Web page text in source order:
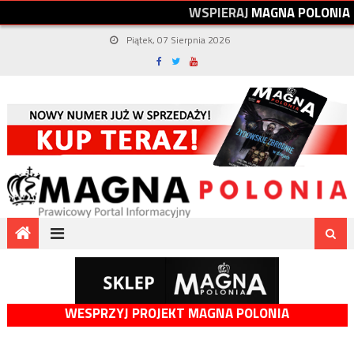
WSPIERAJMAGNAPOLONIA
Piątek, 07 Sierpnia 2026
WESPRZYJ PROJEKT MAGNA POLONIA